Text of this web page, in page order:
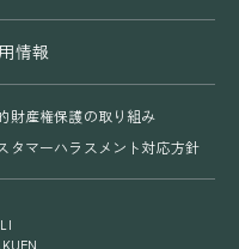
情報
財産権保護の取り組み
タマーハラスメント対応方針